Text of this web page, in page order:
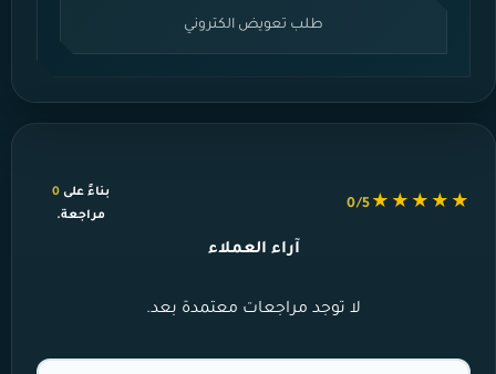
طلب تعويض الكتروني
★★★★★
0/5
بناءً على 0
مراجعة.
آراء العملاء
لا توجد مراجعات معتمدة بعد.